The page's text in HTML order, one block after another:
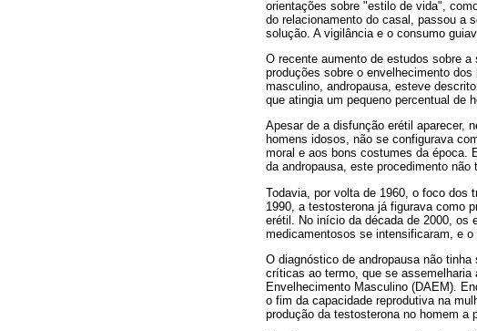
orientações sobre "estilo de vida",
do relacionamento do casal, passou a
solução. A vigilância e o consumo
O recente aumento de estudos sobre
produções sobre o envelhecimento
masculino, andropausa, esteve
que atingia um pequeno percentual de
Apesar de a disfunção erétil aparecer,
homens idosos, não se configurava
moral e aos bons costumes da época.
da andropausa, este procedimento
Todavia, por volta de 1960, o foco dos
1990, a testosterona já figurava como
erétil. No início da década de 2000, os
medicamentosos se intensificaram, e
O diagnóstico de andropausa não
críticas ao termo, que se assemelharia
Envelhecimento Masculino (DAEM).
o fim da capacidade reprodutiva na
produção da testosterona no homem a